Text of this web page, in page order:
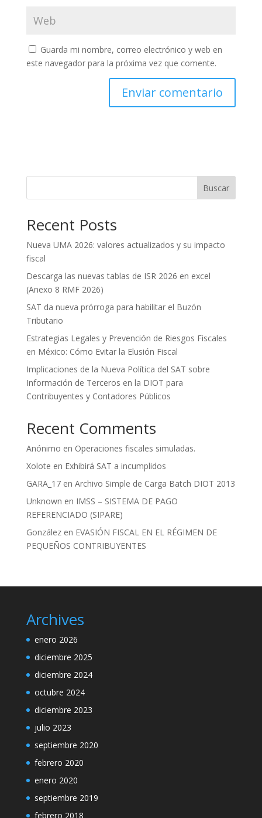
Guarda mi nombre, correo electrónico y web en
este navegador para la próxima vez que comente.
Buscar
Recent Posts
Nueva UMA 2026: valores actualizados y su impacto
fiscal
Descarga las nuevas tablas de ISR 2026 en excel
(Anexo 8 RMF 2026)
SAT da nueva prórroga para habilitar el Buzón
Tributario
Estrategias Legales y Prevención de Riesgos Fiscales
en México: Cómo Evitar la Elusión Fiscal
Implicaciones de la Nueva Política del SAT sobre
Información de Terceros en la DIOT para
Contribuyentes y Contadores Públicos
Recent Comments
Anónimo en Operaciones fiscales simuladas.
Xolote en Exhibirá SAT a incumplidos
GARA_17en Archivo Simple de Carga Batch DIOT 2013
Unknown en IMSS – SISTEMA DE PAGO
REFERENCIADO (SIPARE)
Gonzálezen EVASIÓN FISCAL EN EL RÉGIMEN DE
PEQUEÑOS CONTRIBUYENTES
Archives
enero 2026
diciembre 2025
diciembre 2024
octubre 2024
diciembre 2023
julio 2023
septiembre 2020
febrero 2020
enero 2020
septiembre 2019
febrero 2018